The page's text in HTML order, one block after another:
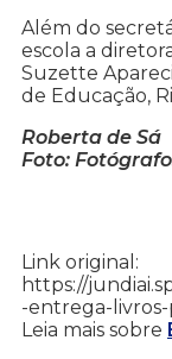
Além do
escola a
Suzette
de Educação,
Roberta de Sá
Foto:
Link original:
https://
-entrega-
Leia mais sobre